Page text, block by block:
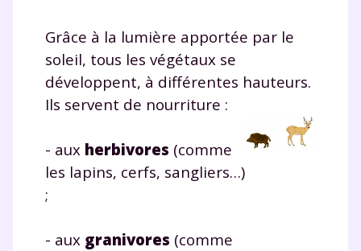
Grâce à la lumière apportée par le
soleil, tous les végétaux se
développent, à différentes hauteurs.
Ils servent de nourriture :
- aux herbivores (comme
les lapins, cerfs, sangliers…)
;
- aux granivores (comme